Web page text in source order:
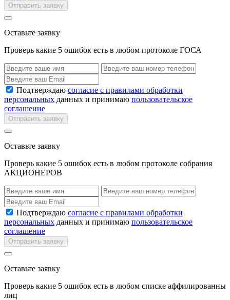
Отправить заявку
Оставьте заявку
Проверь какие 5 ошибок есть в любом протоколе ГОСА
Подтверждаю согласие с правилами обработки
персональных данных и принимаю пользовательское
соглашение
Отправить заявку
Оставьте заявку
Проверь какие 5 ошибок есть в любом протоколе собрания
АКЦИОНЕРОВ
Подтверждаю согласие с правилами обработки
персональных данных и принимаю пользовательское
соглашение
Отправить заявку
Оставьте заявку
Проверь какие 5 ошибок есть в любом списке аффилированны
лиц